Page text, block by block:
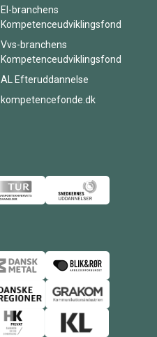
El-branchens
Kompetenceudviklingsfond
Vvs-branchens
Kompetenceudviklingsfond
AL Efteruddannelse
kompetencefonde.dk